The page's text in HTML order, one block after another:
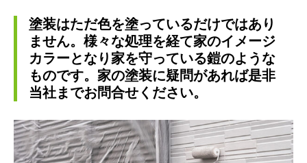
塗装はただ色を塗っているだけではあり
ません。様々な処理を経て家のイメージ
カラーとなり家を守っている鎧のような
ものです。家の塗装に疑問があれば是非
当社までお問合せください。